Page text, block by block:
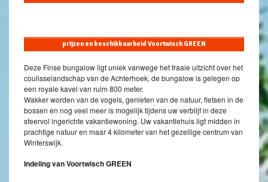
prijzen en beschikbaarheid Voortwisch GREEN
Deze Finse bungalow ligt uniek vanwege het fraaie uitzicht over het
coulisselandschap van de Achterhoek, de bungalow is gelegen op
een royale kavel van ruim 800 meter.
Wakker worden van de vogels, genieten van de natuur, fietsen in de
bossen en nog veel meer is mogelijk tijdens uw verblijf in deze
sfeervol ingerichte vakantiewoning. Uw vakantiehuis ligt midden in
prachtige natuur en maar 4 kilometer van het gezellige centrum van
Winterswijk.
Indeling van Voortwisch GREEN